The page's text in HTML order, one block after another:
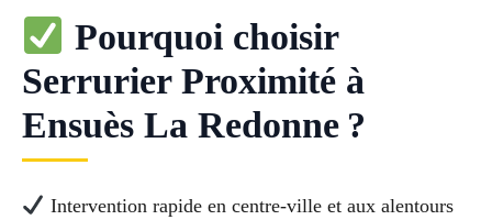
Pourquoi choisir
Serrurier Proximité à
Ensuès La Redonne ?
Intervention rapide en centre-ville et aux alentours